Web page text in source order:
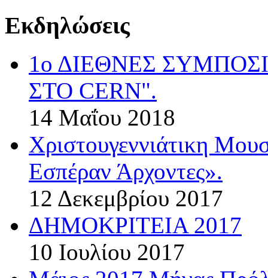
Εκδηλώσεις
1ο ΔΙΕΘΝΕΣ
ΣΤΟ CERN".
14 Μαΐου 2018
Χριστουγεννιάτικη
Εσπέραν Άρχοντες».
12 Δεκεμβρίου 2017
ΔΗΜΟΚΡΙΤΕΙΑ 2017
10 Ιουλίου 2017